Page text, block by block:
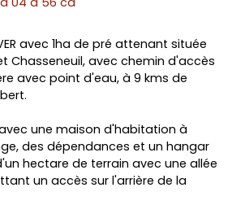
avec 1ha de pré attenant située
Chasseneuil, avec chemin d'accès
avec point d'eau, à 9 kms de
une maison d'habitation à
des dépendances et un hangar
hectare de terrain avec une allée
un accès sur l'arrière de la